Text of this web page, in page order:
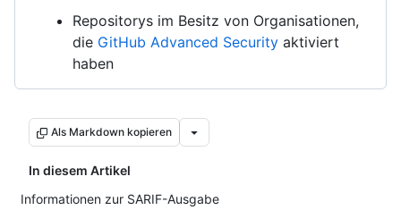
Repositorys im Besitz von Organisationen,
die GitHub Advanced Security aktiviert
haben
Als Markdown kopieren
In diesem Artikel
Informationen zur SARIF-Ausgabe